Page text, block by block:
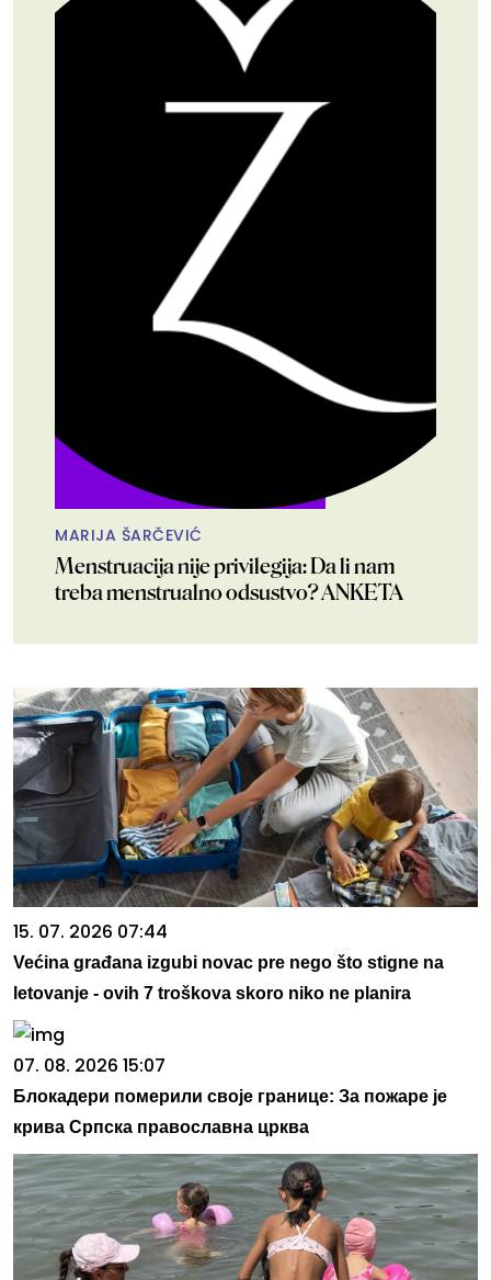
MARIJA ŠARČEVIĆ
Menstruacija nije privilegija: Da li nam
treba menstrualno odsustvo? ANKETA
15. 07. 2026 07:44
Većina građana izgubi novac pre nego što stigne na
letovanje - ovih 7 troškova skoro niko ne planira
07. 08. 2026 15:07
Блокадери померили своје границе: За пожаре је
крива Српска православна црква